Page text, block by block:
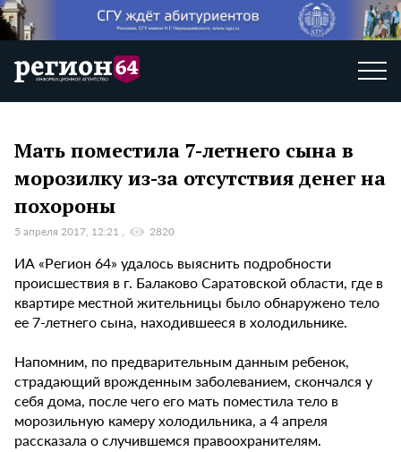
Мать поместила 7-летнего сына в
морозилку из-за отсутствия денег на
похороны
5 апреля 2017, 12:21 2820
ИА «Регион 64» удалось выяснить подробности
происшествия в г. Балаково Саратовской области, где в
квартире местной жительницы было обнаружено тело
ее 7-летнего сына, находившееся в холодильнике.
Напомним, по предварительным данным ребенок,
страдающий врожденным заболеванием, скончался у
себя дома, после чего его мать поместила тело в
морозильную камеру холодильника, а 4 апреля
рассказала о случившемся правоохранителям.